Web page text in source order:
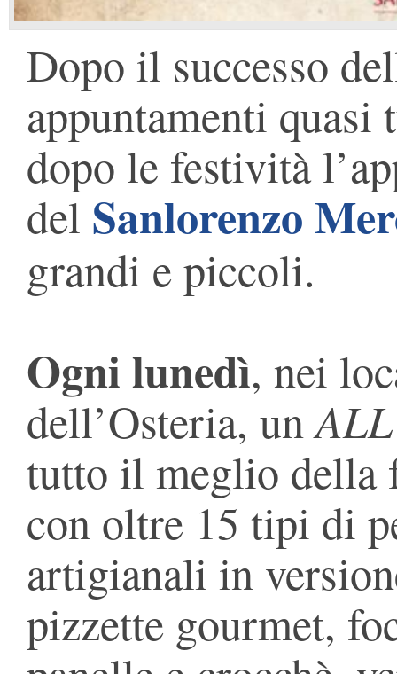
Dopo il successo
appuntamenti
dopo le festività
del Sanlorenzo
grandi e piccoli.
Ogni lunedì, nei
dell’Osteria, un
tutto il meglio della
con oltre 15 tipi di
artigianali in
pizzette gourmet,